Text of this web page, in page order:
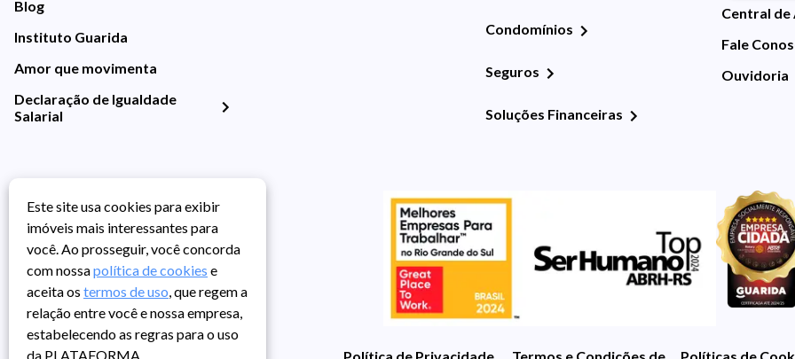
Blog
Instituto Guarida
Amor que movimenta
Declaração de Igualdade
Salarial
Condomínios
Seguros
Soluções Financeiras
Central de
Fale
Ouvidoria
Política de Privacidade Termos e Condições de UsoPolíticas de
Este site usa cookies para exibir
imóveis mais interessantes para
você. Ao prosseguir, você concorda
com nossapolítica de cookies e
aceita os termos de uso, que regem a
relação entre você e nossa empresa,
estabelecendo as regras para o uso
da PLATAFORMA.